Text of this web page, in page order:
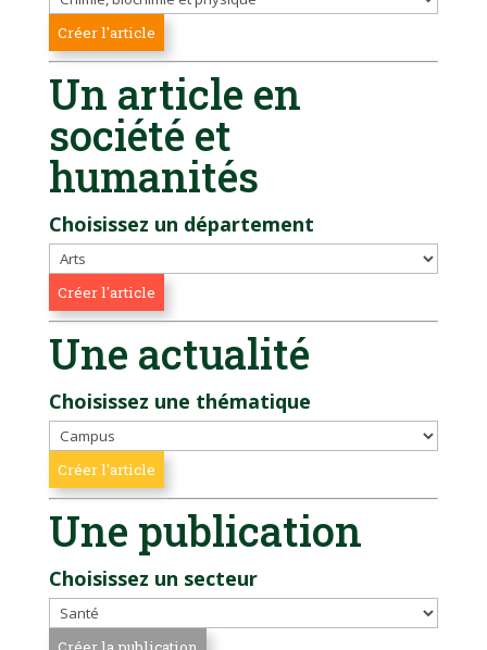
Un article en
société et
humanités
Choisissez un département
Une actualité
Choisissez une thématique
Une publication
Choisissez un secteur